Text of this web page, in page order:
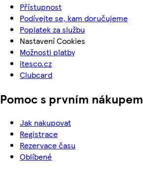
Přístupnost
Podívejte se, kam doručujeme
Poplatek za službu
Nastavení Cookies
Možnosti platby
itesco.cz
Clubcard
Pomoc s prvním nákupem
Jak nakupovat
Registrace
Rezervace času
Oblíbené